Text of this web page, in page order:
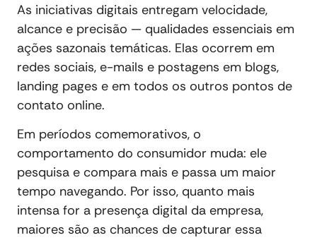
As iniciativas digitais entregam velocidade,
alcance e precisão — qualidades essenciais em
ações sazonais temáticas. Elas ocorrem em
redes sociais, e-mails e postagens em blogs,
landing pages e em todos os outros pontos de
contato online.
Em períodos comemorativos, o
comportamento do consumidor muda: ele
pesquisa e compara mais e passa um maior
tempo navegando. Por isso, quanto mais
intensa for a presença digital da empresa,
maiores são as chances de capturar essa